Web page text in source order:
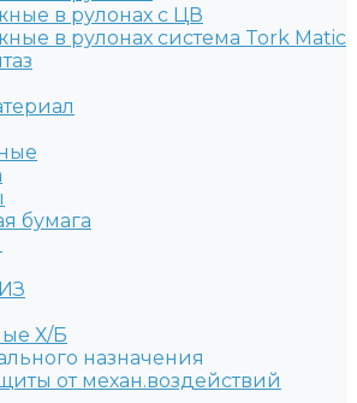
в рулонах с ЦВ
в рулонах система Tork Matic
бумага
Х/Б
назначения
от механ.воздействий